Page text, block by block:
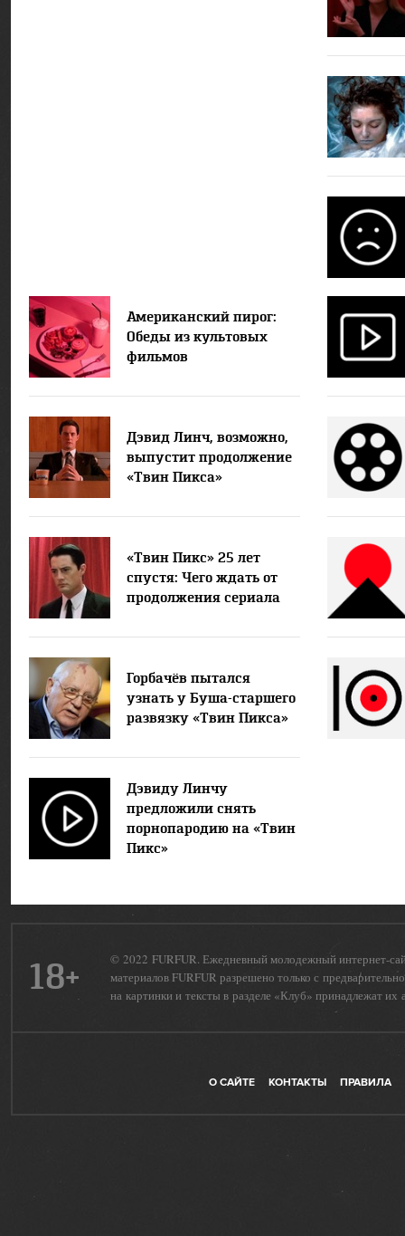
Американский пирог:
Обеды из культовых
фильмов
Дэвид Линч, возможно,
выпустит продолжение
«Твин Пикса»
«Твин Пикс» 25 лет
спустя: Чего ждать от
продолжения сериала
Горбачёв пытался
узнать у Буша-старшего
развязку «Твин Пикса»
Дэвиду Линчу
предложили снять
порнопародию на «Твин
Пикс»
18+
© 2022 FURFUR. Ежедневный молодежный интернет-
материалов FURFUR разрешено только с
на картинки и тексты в разделе «Клуб» принадлежат их
О САЙТЕ КОНТАКТЫ ПРАВИЛА